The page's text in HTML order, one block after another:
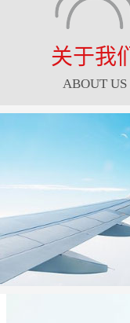
关于我们
ABOUT US